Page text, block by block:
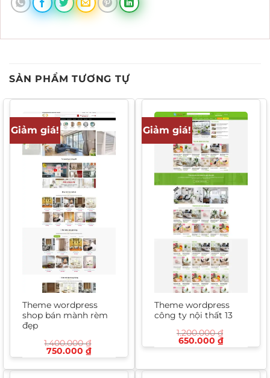
SẢN PHẨM TƯƠNG TỰ
Giảm giá!
Theme wordpress
shop bán mành rèm
đẹp
1.400.000₫
Giá
gốc
1.400.000 ₫.
750.000 ₫Giá
là:
Giảm giá!
Theme wordpress
công ty nội thất 13
1.200.000₫
Giá
gốc
650.000 ₫Giá
650.000 ₫.